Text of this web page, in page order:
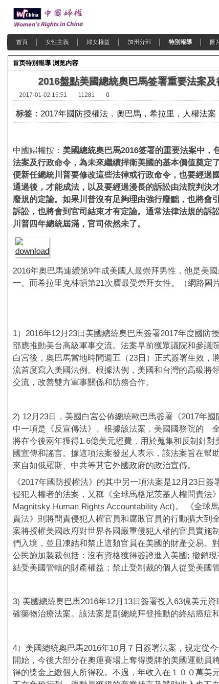
首頁 女性主義 婦女權益 加州分部 特別報導 圖
首页特別報導 浏览内容
2016盤點美國總統奧巴馬签署重要法案及
2017-01-02 15:51 11281 0
标签： 2017年國防授權法 ， 奧巴馬，希拉里，人權法案
中國婦權按： 美國總統奧巴馬2016签署的重要法案中，
法案及行政命令，為未來繼續捍衛美國的基本價值奠定
便新任總統川普要修改這些法律或行政命令，也要經過
通過後，才能成法，以及要經過漫長的訴訟由法院判決
廢規的定論。如果川普沒有足夠理由強行廢黜，也將會
訴訟，也將會到官司結束才有定論。通常法律法規的訴
川普四年總統屆滿，官司依然未了。
2016年奧巴馬連續第9年成美國人最崇拜男性，他是美
一。而希拉里克林頓第21次膺最受崇拜女性。（網路圖
1）2016年12月23日美國總統奧巴馬簽署2017年度國防
部應推動美台高級軍事交流。法案早前獲眾議院和參議
白宮後，奧巴馬當地時間週五（23日）正式簽署生效，
流首度寫入美國法例。根據法例，美國和台灣的高級將
交流，改善雙方軍事關係和防務合作。
2) 12月23日，美國白宮公佈總統歐巴馬簽署《2017年國
中一項是《反宣傳法》。根據該法案，美國國務院的「
將在今後兩年獲得1.6億美元經費，用於蒐集和反制針對
國宣傳和謠言。據這項法案發起人表示，該法案旨在幫
來自如俄羅斯、中共等其它外國政府的政治宣傳。
《2017年國防授權法》的其中另一項法案是12月23日簽
侵犯人權者的法案，又稱《全球馬格尼茨基人權問責法
Magnitsky Human Rights Accountability Act)。 《全球
責法》則將問責侵犯人權官員和腐敗官員的行動擴大到
案將授權美國政府對世界各國嚴重侵犯人權的官員實施
們入境，並且凍結和禁止這類官員在美國的財產交易。
公民施加製裁包括：沒有資格獲得簽證進入美國; 撤銷
結受美國管轄的財產權益；禁止受制裁的個人從受美國
3) 美國總統奧巴馬2016年12月13日簽署投入63億美元
確藥物治療法案。該法案是副總統拜登推動的終結癌症
4）美國總統奧巴馬2016年10月７日簽署法案，規定從
開始，今後大部分在奧運賽場上奪得獎牌的美國運動員
得的獎金上繳個人所得稅。不過，年收入在１００萬美